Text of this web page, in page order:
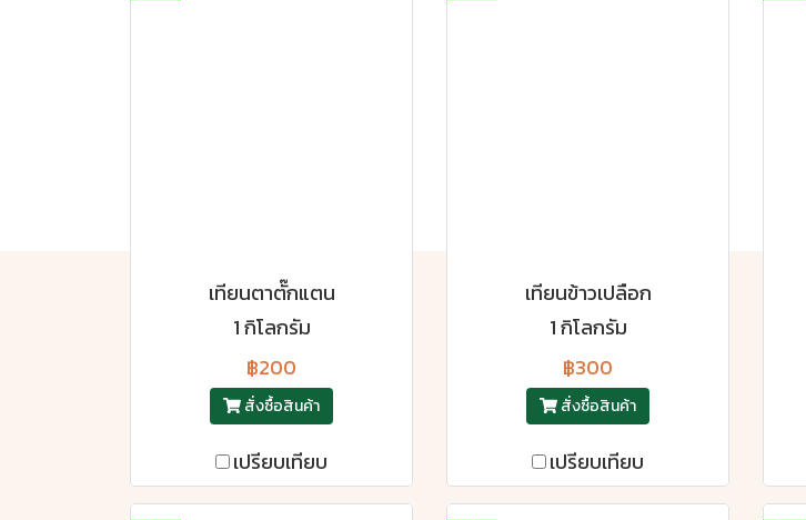
เทียนตาตั๊กแตน
1 กิโลกรัม
฿200
สั่งซื้อสินค้า
เปรียบเทียบ
เทียนข้าวเปลือก
1 กิโลกรัม
฿300
สั่งซื้อสินค้า
เปรียบเทียบ